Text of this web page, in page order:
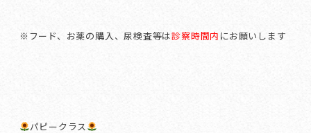
※フード、お薬の購入、尿検査等は診察時間内 にお願いします
パピークラス